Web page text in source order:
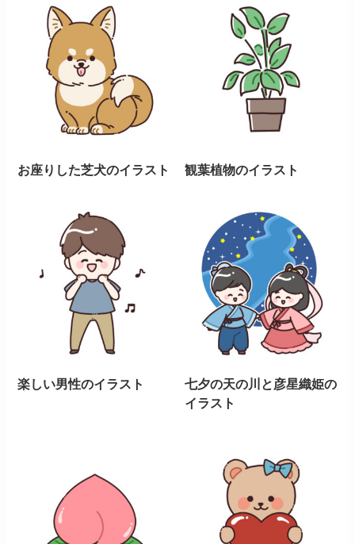
お座りした芝犬のイラスト 観葉植物のイラスト
楽しい男性のイラスト
七夕の天の川と彦星織姫の
イラスト